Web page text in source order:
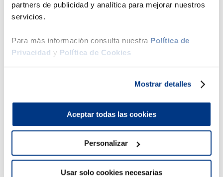
partners de publicidad y analítica para mejorar nuestros
servicios.
Para más información consulta nuestra Política de
Privacidad y Política de Cookies
Mostrar detalles
Aceptar todas las cookies
Personalizar
Usar solo cookies necesarias